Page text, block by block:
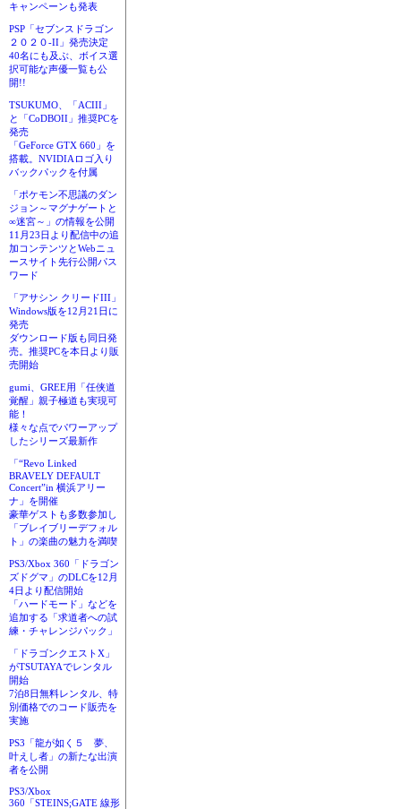
キャンペーンも発表
PSP「セブンスドラゴン
２０２０-II」発売決定
40名にも及ぶ、ボイス選
択可能な声優一覧も公
開!!
TSUKUMO、「ACIII」
と「CoDBOII」推奨PCを
発売
「GeForce GTX 660」を
搭載。NVIDIAロゴ入り
バックパックを付属
「ポケモン不思議のダン
ジョン～マグナゲートと
∞迷宮～」の情報を公開
11月23日より配信中の追
加コンテンツとWebニュ
ースサイト先行公開パス
ワード
「アサシン クリードIII」
Windows版を12月21日に
発売
ダウンロード版も同日発
売。推奨PCを本日より販
売開始
gumi、GREE用「任侠道
覚醒」親子極道も実現可
能！
様々な点でパワーアップ
したシリーズ最新作
「“Revo Linked
BRAVELY DEFAULT
Concert”in 横浜アリー
ナ」を開催
豪華ゲストも多数参加し
「ブレイブリーデフォル
ト」の楽曲の魅力を満喫
PS3/Xbox 360「ドラゴン
ズドグマ」のDLCを12月
4日より配信開始
「ハードモード」などを
追加する「求道者への試
練・チャレンジパック」
「ドラゴンクエストX」
がTSUTAYAでレンタル
開始
7泊8日無料レンタル、特
別価格でのコード販売を
実施
PS3「龍が如く５ 夢、
叶えし者」の新たな出演
者を公開
PS3/Xbox
360「STEINS;GATE 線形